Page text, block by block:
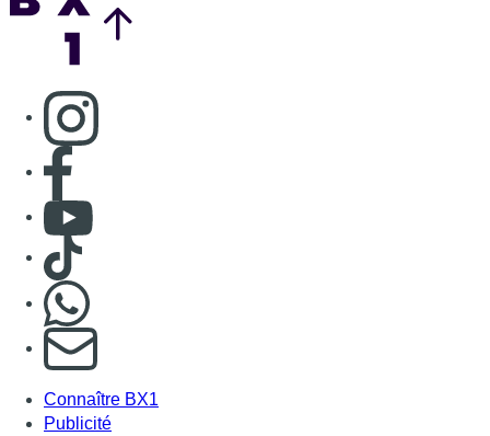
Consulter page Instagram
Consulter page Facebook
Consulter Youtube
Consulter TikTok
S'abonner à notre newsletter
Connaître BX1
Publicité